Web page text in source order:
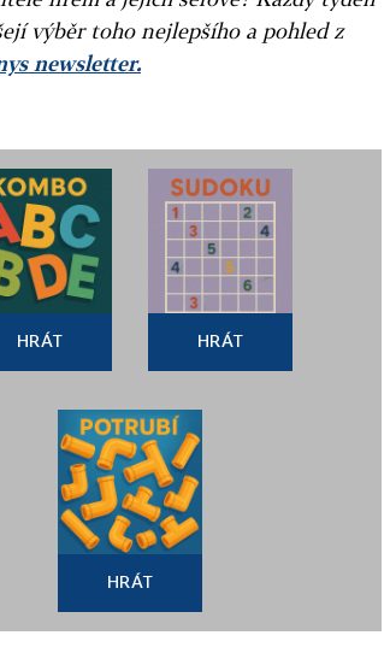
výběr toho nejlepšího a pohled z
newsletter.
HRÁT HRÁT
HRÁT